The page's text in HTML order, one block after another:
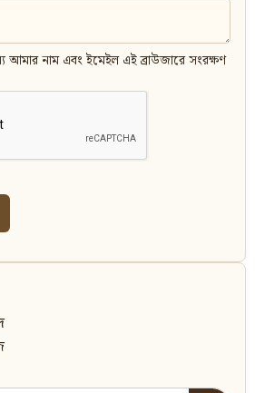
আমার নাম এবং ইমেইল এই ব্রাউজারে সংরক্ষণ